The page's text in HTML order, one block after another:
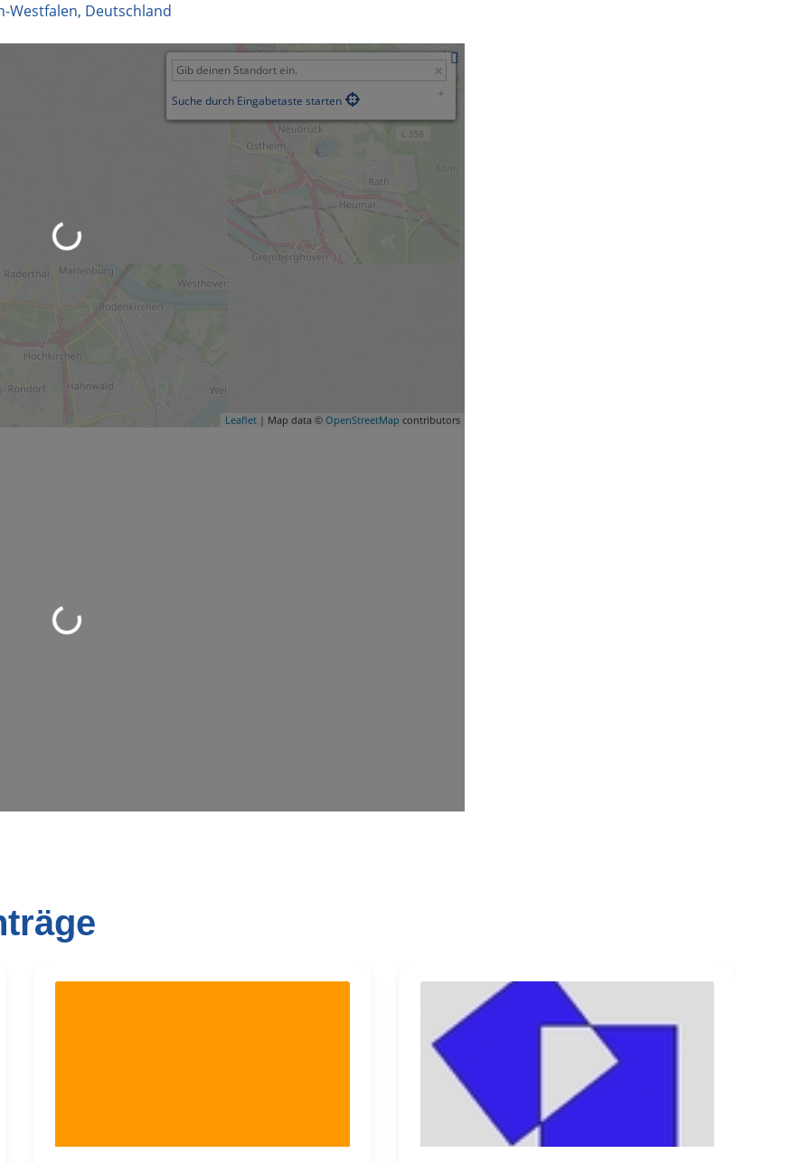
Westfalen, Deutschland
Suche durch Eingabetaste starten
Leaflet | Map data © OpenStreetMap contributors
geladen …